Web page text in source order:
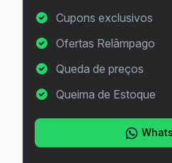
Cupons exclusivos
Ofertas Relâmpago
Queda de preços
Queima de Estoque